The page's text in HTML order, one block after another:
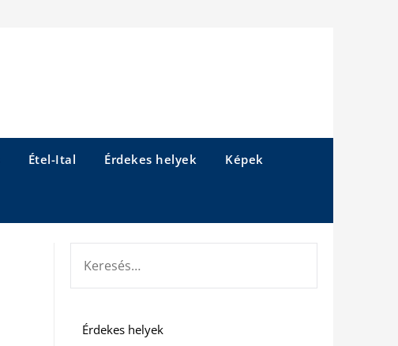
Étel-Ital Érdekes helyek Képek
Érdekes helyek